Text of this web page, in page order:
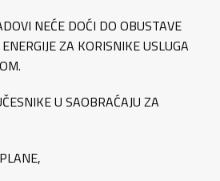
NEĆE DOĆI DO OBUSTAVE
ZA KORISNIKE USLUGA
U SAOBRAĆAJU ZA